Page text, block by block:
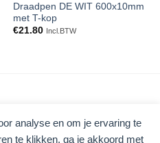
analyse en om je ervaring te
te klikken, ga je akkoord met
Draadpen DE WIT 600x10mm
met T-kop
€21.80 Incl.BTW